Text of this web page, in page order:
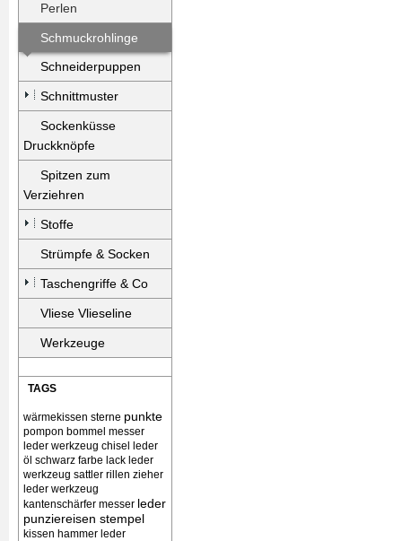
Perlen
Schmuckrohlinge
Schneiderpuppen
Schnittmuster
Sockenküsse
Druckknöpfe
Spitzen zum
Verziehren
Stoffe
Strümpfe & Socken
Taschengriffe & Co
Vliese Vlieseline
Werkzeuge
TAGS
wärmekissen sterne punkte
pompon bommel messer
leder werkzeug chisel
leder
öl schwarz farbe lack leder
werkzeug sattler rillen zieher
leder werkzeug
kantenschärfer messer leder
punziereisen stempel
kissen hammer leder